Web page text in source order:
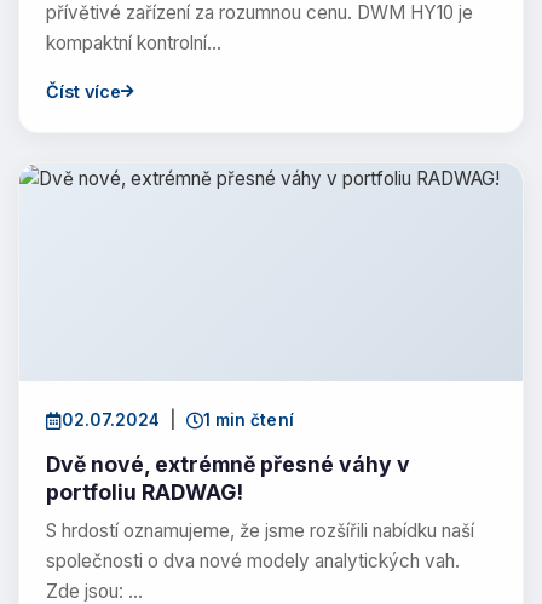
přívětivé zařízení za rozumnou cenu. DWM HY10 je
kompaktní kontrolní…
Číst více
02.07.2024 1 min čtení
Dvě nové, extrémně přesné váhy v
portfoliu RADWAG!
S hrdostí oznamujeme, že jsme rozšířili nabídku naší
společnosti o dva nové modely analytických vah.
Zde jsou: …